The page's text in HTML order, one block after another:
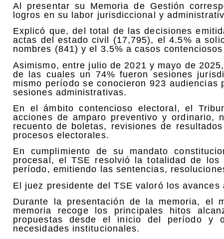
Al presentar su Memoria de Gestión
logros en su labor jurisdiccional y
Explicó que, del total de las decisiones
actas del estado civil (17,795), el 4.5% a
nombres (841) y el 3.5% a casos
Asimismo, entre julio de 2021 y mayo de
de las cuales un 74% fueron sesiones
mismo período se conocieron 923
sesiones administrativas.
En el ámbito contencioso electoral, el
acciones de amparo preventivo y ordinario,
recuento de boletas, revisiones de
procesos electorales.
En cumplimiento de su mandato
procesal, el TSE resolvió la totalidad de los
período, emitiendo las sentencias,
El juez presidente del TSE valoró los
Durante la presentación de la memoria, el
memoria recoge los principales hitos
propuestas desde el inicio del período y
necesidades institucionales.